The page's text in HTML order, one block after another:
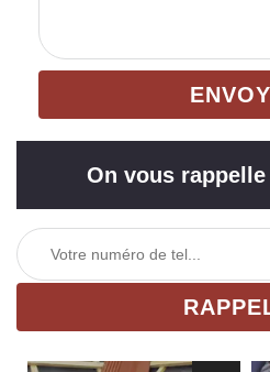
On vous